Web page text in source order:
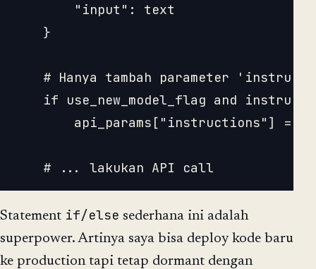
        "input": text
    }
# Hanya tambah parameter
if use_new_model_flag and
api_params["instructions"] =
Statement if/else sederhana ini adalah
superpower. Artinya saya bisa deploy kode baru
ke production tapi tetap dormant dengan